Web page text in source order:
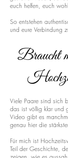
euch helfen, euch
So entstehen
und eure Verbindung
Braucht
Viele Paare sind sich
das ist völlig klar und
Video gibt es
genau hier die
Für mich ist
Teil der Geschichte,